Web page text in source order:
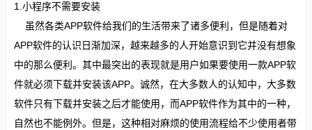
1.小程序不需要安装
虽然各类APP软件给我们的生活带来了诸多便利，但是随着对
APP软件的认识日渐加深，越来越多的人开始意识到它并没有想象
中的那么便利。其中最突出的表现就是用户如果要使用一款APP软
件就必须下载并安装该APP。诚然，在大多数人的认知中，大多数
软件只有下载并安装之后才能使用，而APP软件作为其中的一种，
自然也不能例外。但是，这种相对麻烦的使用流程给不少使用者带